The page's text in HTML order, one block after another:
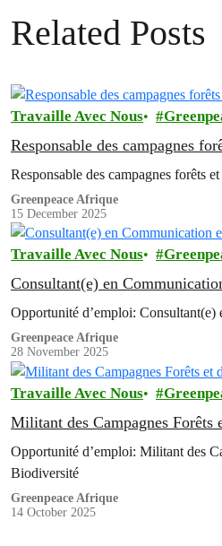
Related Posts
Travaille Avec Nous
Responsable des campagnes
Responsable des campagnes forêts
Greenpeace Afrique
15 December 2025
Travaille Avec Nous
Consultant(e) en
Opportunité d’emploi:
Greenpeace Afrique
28 November 2025
Travaille Avec Nous
Militant des Campagnes Forêts
Opportunité d’emploi: Militant des
Biodiversité
Greenpeace Afrique
14 October 2025